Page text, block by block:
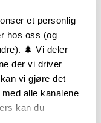
et personlig
hos oss (og
🌲 Vi deler
der vi driver
vi gjøre det
alle kanalene
kan du
og tak i form av
setter
og
Eik er et
godt til miljøer
som for